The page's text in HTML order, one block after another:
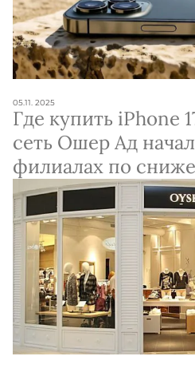
05.11. 2025
Где купить iPhone
сеть Ошер Ад
филиалах по